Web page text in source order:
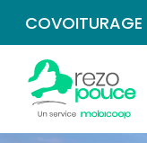
COVOITURAGE